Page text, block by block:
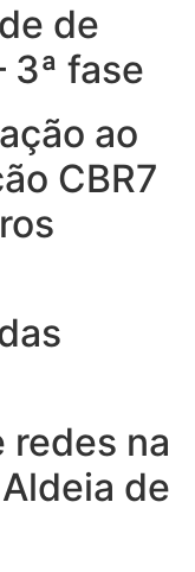
de
3ª fase
ao
CBR7
redes na
de